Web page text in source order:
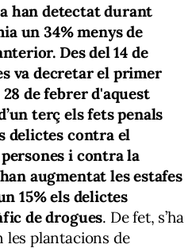
han detectat durant
un 34% menys de
Des del 14 de
va decretar el primer
de febrer d'aquest
terç els fets penals
delictes contra el
i contra la
augmentat les estafes
15% els delictes
de drogues. De fet, s’ha
plantacions de